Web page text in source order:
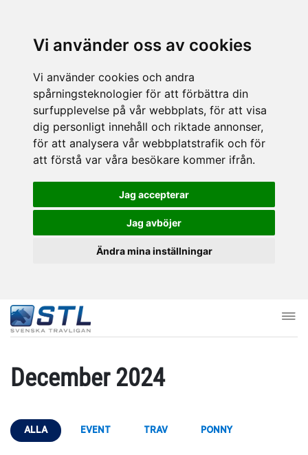
Vi använder oss av cookies
Vi använder cookies och andra
spårningsteknologier för att förbättra din
surfupplevelse på vår webbplats, för att visa
dig personligt innehåll och riktade annonser,
för att analysera vår webbplatstrafik och för
att förstå var våra besökare kommer ifrån.
Jag accepterar
Jag avböjer
Ändra mina inställningar
December 2024
ALLA EVENT TRAV PONNY